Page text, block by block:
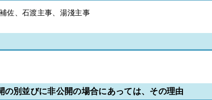
佐、石渡主事、湯淺主事
別並びに非公開の場合にあっては、その理由